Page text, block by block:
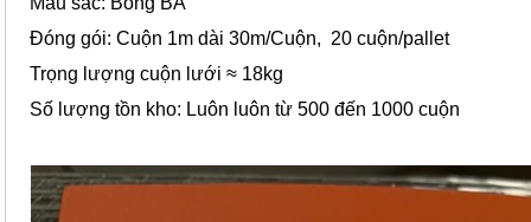
Đóng gói: Cuộn 1m dài 30m/Cuộn, 20 cuộn/pallet
Trọng lượng cuộn lưới ≈ 18kg
Số lượng tồn kho: Luôn luôn từ 500 đến 1000 cuộn